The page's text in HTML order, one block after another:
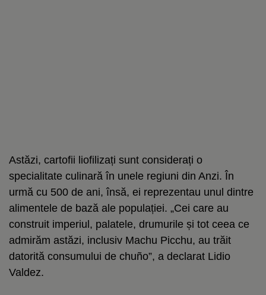
Astăzi, cartofii liofilizați sunt considerați o
specialitate culinară în unele regiuni din Anzi. În
urmă cu 500 de ani, însă, ei reprezentau unul dintre
alimentele de bază ale populației. „Cei care au
construit imperiul, palatele, drumurile și tot ceea ce
admirăm astăzi, inclusiv Machu Picchu, au trăit
datorită consumului de chuño”, a declarat Lidio
Valdez.